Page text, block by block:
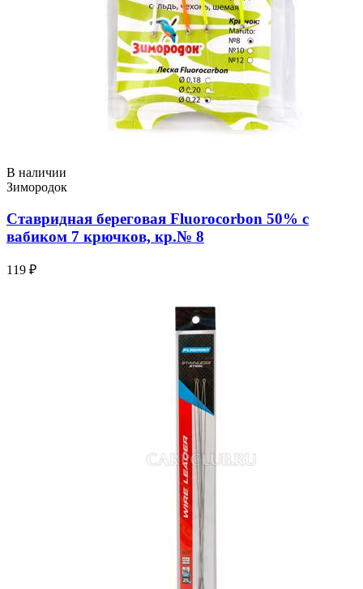
В наличии
Зимородок
Ставридная береговая Fluorocorbon 50% с
вабиком 7 крючков, кр.№ 8
119 ₽